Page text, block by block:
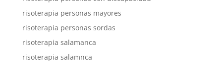
risoterapia personas mayores
risoterapia personas sordas
risoterapia salamanca
risoterapia salamnca